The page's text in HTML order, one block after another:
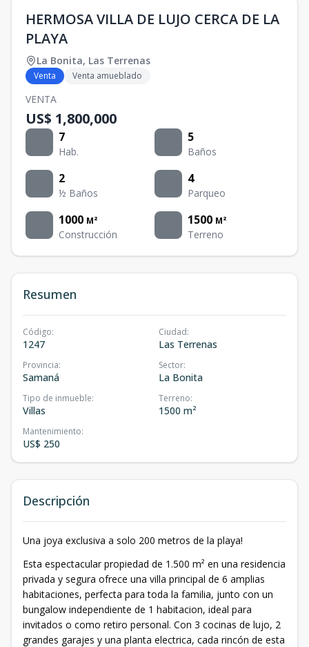
HERMOSA VILLA DE LUJO CERCA DE LA
PLAYA
La Bonita, Las Terrenas
Venta Venta amueblado
VENTA
US$ 1,800,000
7
Hab.
5
Baños
2
½ Baños
4
Parqueo
1000 M²
Construcción
1500 M²
Terreno
Resumen
Código:
1247
Ciudad:
Las Terrenas
Provincia:
Samaná
Sector:
La Bonita
Tipo de inmueble:
Villas
Terreno:
1500 m²
Mantenimiento:
US$ 250
Descripción
Una joya exclusiva a solo 200 metros de la playa!
Esta espectacular propiedad de 1.500 m² en una residencia
privada y segura ofrece una villa principal de 6 amplias
habitaciones, perfecta para toda la familia, junto con un
bungalow independiente de 1 habitacion, ideal para
invitados o como retiro personal. Con 3 cocinas de lujo, 2
grandes garajes y una planta electrica, cada rincón de esta